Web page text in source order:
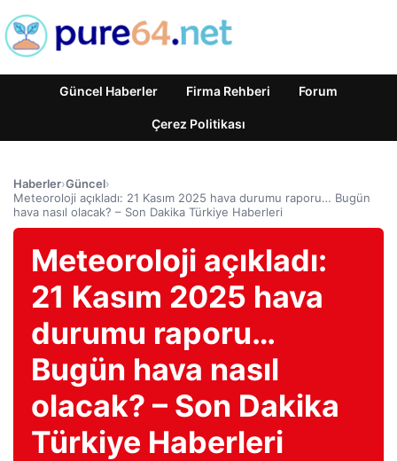
Güncel Haberler Firma Rehberi Forum
Çerez Politikası
Haberler›Güncel›
Meteoroloji açıkladı: 21 Kasım 2025 hava durumu raporu… Bugün
hava nasıl olacak? – Son Dakika Türkiye Haberleri
Meteoroloji açıkladı:
21 Kasım 2025 hava
durumu raporu…
Bugün hava nasıl
olacak? – Son Dakika
Türkiye Haberleri